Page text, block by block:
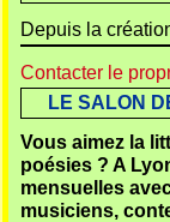
Depuis la
Contacter le
LE SALON
Vous aimez la
poésies ? A
mensuelles
musiciens,